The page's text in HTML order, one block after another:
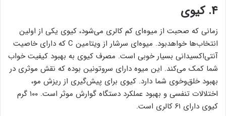
۴. کیوی
زمانی که صحبت از میوه‌ای کم کالری می‌شود، کیوی یکی از اولین
انتخاب‌ها خواهدبود. میوه‌ای سرشار از ویتامین C که دارای خاصیت
آنتی‌اکسیدانی بسیار خوبی است. مصرف کیوی به بهبود کیفیت خواب
شما کمک می‌کند. این میوه دارای سروتونین بوده که نقش موثری در
بهبود خلق‌وخوی شما دارد. کیوی برای پیش‌گیری از ریزش مو،
اختلالات تنفسی و بهبود عملکرد دستگاه گوارش موثر است. ۱۰۰ گرم
کیوی دارای ۶۱ کالری است.